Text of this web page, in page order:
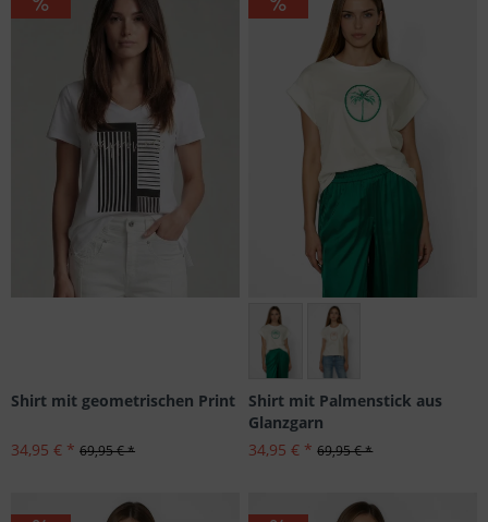
Shirt mit geometrischen Print
34,95 € * 69,95 € *
Größen: 34, 36, 44
Shirt mit Palmenstick aus
Glanzgarn
34,95 € * 69,95 € *